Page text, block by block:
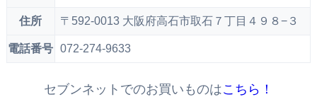
住所 〒592-0013 大阪府高石市取石７丁目４９８−３
電話番号 072-274-9633
セブンネットでのお買いものはこちら！